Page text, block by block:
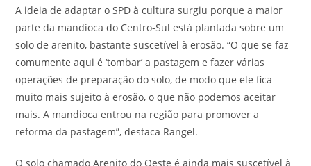
A ideia de adaptar o SPD à cultura surgiu porque a maior
parte da mandioca do Centro-Sul está plantada sobre um
solo de arenito, bastante suscetível à erosão. “O que se faz
comumente aqui é ‘tombar’ a pastagem e fazer várias
operações de preparação do solo, de modo que ele fica
muito mais sujeito à erosão, o que não podemos aceitar
mais. A mandioca entrou na região para promover a
reforma da pastagem”, destaca Rangel.
O solo chamado Arenito do Oeste é ainda mais suscetível à